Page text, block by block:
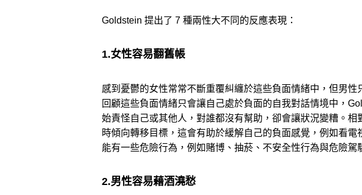
Goldstein 提出了 7 種兩性大不同的反應表現：
1.女性容易翻舊帳
感到憂鬱的女性常常不斷重覆糾纏於這些負面情緒中，但男性
回顧這些負面情緒只會讓自己處於負面的自我對話情境中，
始責怪自己或其他人，對誰都沒有幫助，卻會讓狀況變糟。相
時傾向轉移目標，這會有助於緩解自己的負面感覺，例如看
能有一些危險行為，例如賭博、抽菸、不安全性行為與危險駕
2.男性容易藉酒澆愁